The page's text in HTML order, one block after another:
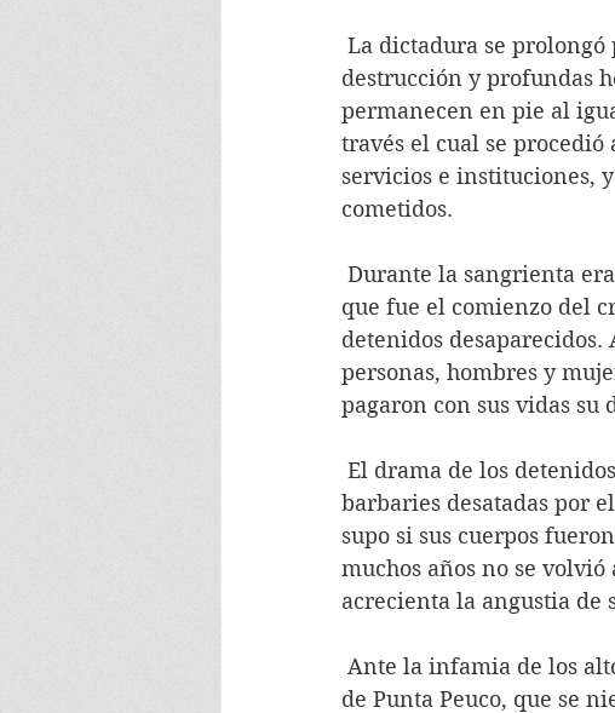
destrucción y profundas
permanecen en pie al
través el cual se
servicios e instituciones,
cometidos.
que fue el comienzo del
detenidos
personas, hombres y
pagaron con sus vidas su
barbaries desatadas por
supo si sus cuerpos
muchos años no se
acrecienta la angustia de
de Punta Peuco, que se